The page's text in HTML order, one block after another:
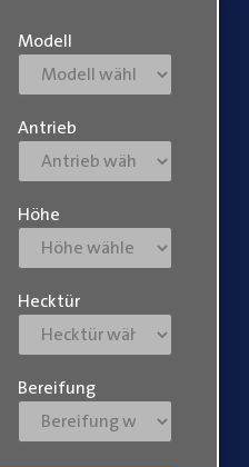
Modell
Antrieb
Höhe
Hecktür
Bereifung